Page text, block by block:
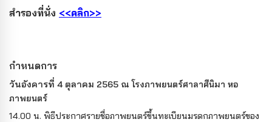
สำรองที่นั่ง <<คลิก>>
กำหนดการ
วันอังคารที่ 4 ตุลาคม 2565 ณ โรงภาพยนตร์ศาลาศีนิมา หอ
ภาพยนตร์
14.00 น. พิธีประกาศรายชื่อภาพยนตร์ขึ้นทะเบียนมรดกภาพยนตร์ของ